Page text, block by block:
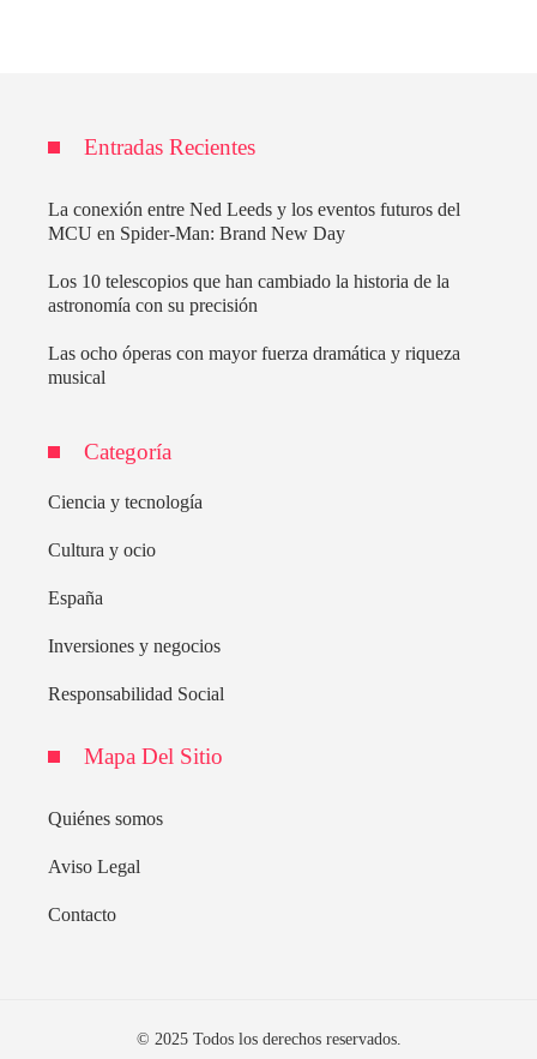
Entradas Recientes
La conexión entre Ned Leeds y los eventos futuros del
MCU en Spider-Man: Brand New Day
Los 10 telescopios que han cambiado la historia de la
astronomía con su precisión
Las ocho óperas con mayor fuerza dramática y riqueza
musical
Categoría
Ciencia y tecnología
Cultura y ocio
España
Inversiones y negocios
Responsabilidad Social
Mapa Del Sitio
Quiénes somos
Aviso Legal
Contacto
© 2025 Todos los derechos reservados.